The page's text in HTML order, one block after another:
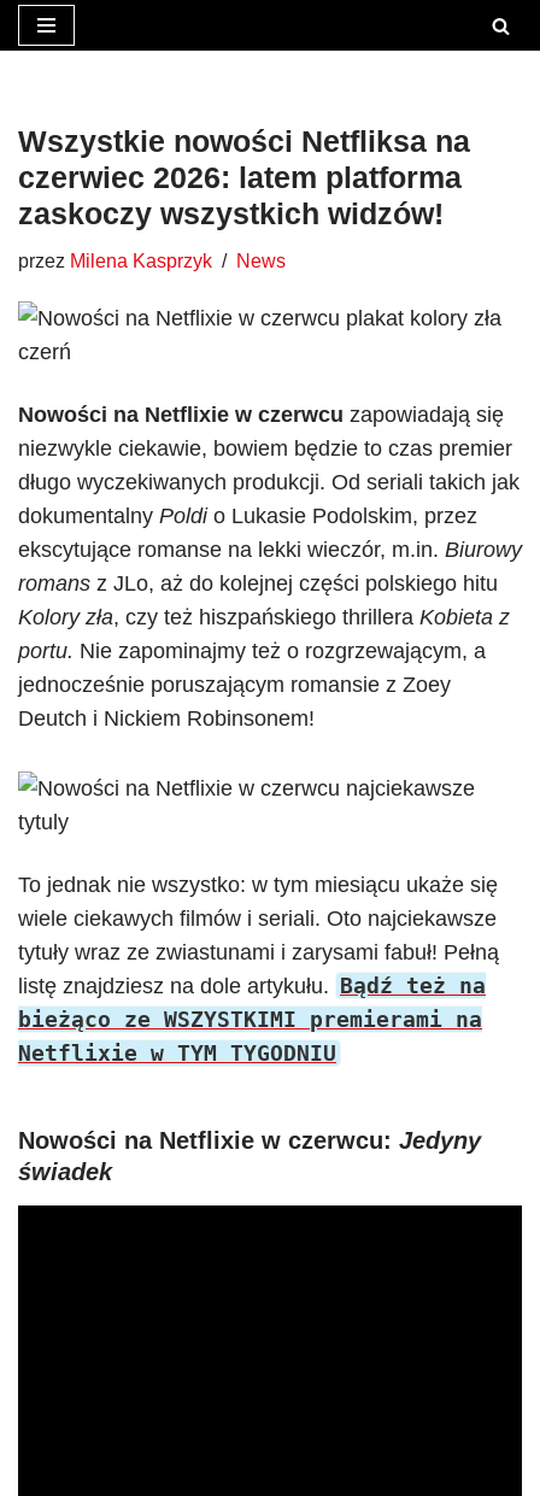
treści
Wszystkie nowości Netfliksa na
czerwiec 2026: latem platforma
zaskoczy wszystkich widzów!
przez Milena Kasprzyk News
Nowości na Netflixie w czerwcu zapowiadają się
niezwykle ciekawie, bowiem będzie to czas premier
długo wyczekiwanych produkcji. Od seriali takich jak
dokumentalny Poldio Lukasie Podolskim, przez
ekscytujące romanse na lekki wieczór, m.in. Biurowy
romans z JLo, aż do kolejnej części polskiego hitu
Kolory zła, czy też hiszpańskiego thrillera Kobieta z
portu. Nie zapominajmy też o rozgrzewającym, a
jednocześnie poruszającym romansie z Zoey
Deutch i Nickiem Robinsonem!
To jednak nie wszystko: w tym miesiącu ukaże się
wiele ciekawych filmów i seriali. Oto najciekawsze
tytuły wraz ze zwiastunami i zarysami fabuł! Pełną
listę znajdziesz na dole artykułu. Bądź też na
bieżąco ze WSZYSTKIMI premierami na
Netflixie w TYM TYGODNIU
Nowości na Netflixie w czerwcu: Jedyny
świadek